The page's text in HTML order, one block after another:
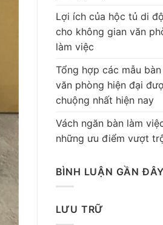
Lợi ích của hộc tủ di
cho không gian văn
làm việc
Tổng hợp các mẫu
văn phòng hiện đại
chuộng nhất hiện nay
Vách ngăn bàn làm
những ưu điểm vượt
BÌNH LUẬN GẦN ĐÂY
LƯU TRỮ